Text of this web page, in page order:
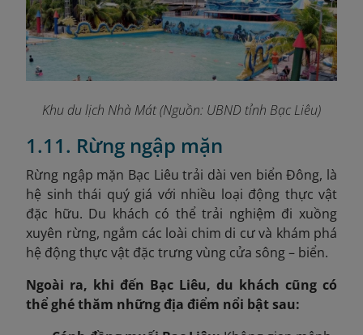
Khu du lịch Nhà Mát (Nguồn: UBND tỉnh Bạc Liêu)
1.11. Rừng ngập mặn
Rừng ngập mặn Bạc Liêu trải dài ven biển Đông, là
hệ sinh thái quý giá với nhiều loại động thực vật
đặc hữu. Du khách có thể trải nghiệm đi xuồng
xuyên rừng, ngắm các loài chim di cư và khám phá
hệ động thực vật đặc trưng vùng cửa sông – biển.
Ngoài ra, khi đến Bạc Liêu, du khách cũng có
thể ghé thăm những địa điểm nổi bật sau: